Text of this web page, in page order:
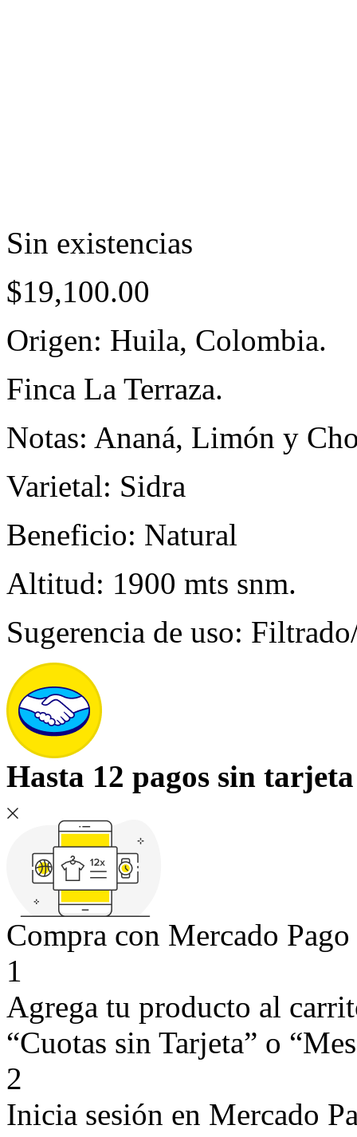
Sin existencias
$19,100.00
Origen: Huila, Colombia.
Finca La Terraza.
Notas: Ananá, Limón y
Varietal: Sidra
Beneficio: Natural
Altitud: 1900 mts snm.
Sugerencia de uso:
Hasta 12 pagos sin tarjeta
Compra con Mercado
1
Agrega tu producto al
“Cuotas sin Tarjeta” o
2
Inicia sesión en Mercado